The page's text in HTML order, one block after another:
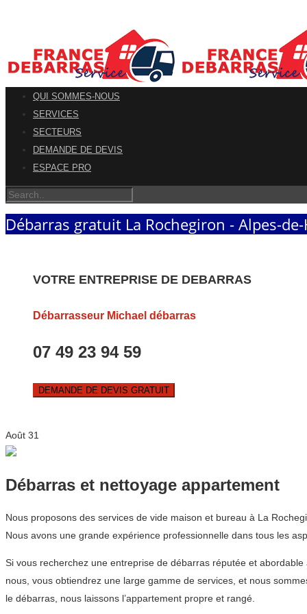
QUI SOMMES-NOUS
SERVICES
SECTEURS
DEMANDE DE DEVIS
ESPACE PRO
Débarras gratuit La Rochegiron - Alpes-
VOTRE ENTREPRISE DE DEBARRAS
Débarrasseur Michael débarras
07 49 23 94 59
DEMANDE DE DEVIS GRATUIT
Août 31
Débarras et nettoyage appartement
Nous proposons des services de vide maison et bureau à La
Nous avons une grande expérience professionnelle dans tous les
Si vous recherchez une entreprise de débarras réputée et
nous, vous obtiendrez une large gamme de services, et nous
le débarras, nous laissons l’appartement propre et rangé.